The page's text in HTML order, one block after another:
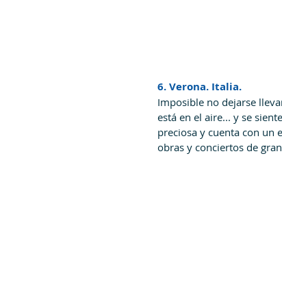
6. Verona. Italia.
Imposible no dejarse
está en el aire... y se
preciosa y cuenta con un
obras y conciertos de